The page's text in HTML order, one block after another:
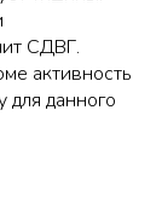
СДВГ.
активность
данного